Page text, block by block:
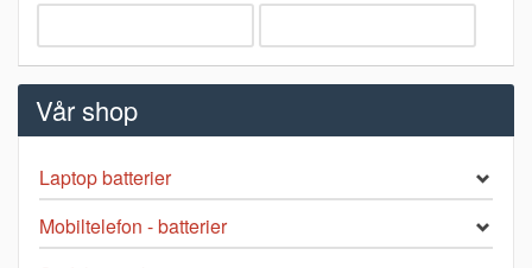
Vår shop
Laptop batterier
Mobiltelefon - batterier